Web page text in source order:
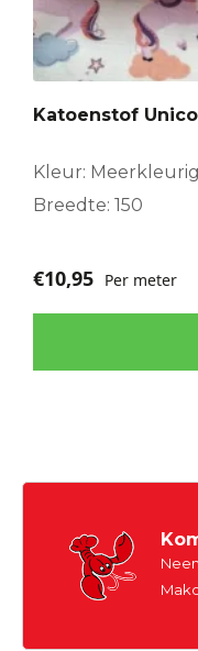
Katoenstof
Kleur:
Breedte: 150
€10,95 Per meter